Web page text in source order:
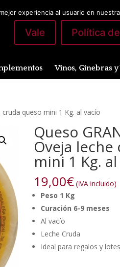
Vinos, Ginebras
queso mini 1 Kg. al vacío
Queso
Oveja
mini 1 Kg.
19,00€ (IVA incluido)
Peso 1 Kg
Curación 6-9 meses
Al vacío
Leche Cruda
Ideal para regalos y
experiencia al usuario en
Vale Política